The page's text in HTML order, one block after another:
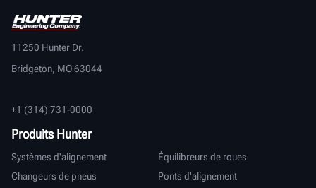
11250 Hunter Dr.
Bridgeton, MO 63044
+1 (314) 731-0000
Produits Hunter
Systèmes d'alignement
Équilibreurs de roues
Changeurs de pneus
Ponts d'alignement